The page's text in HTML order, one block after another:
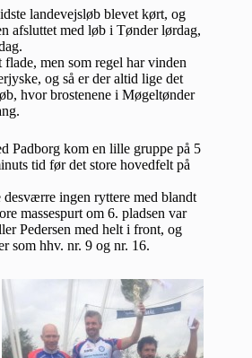
landevejsløb blevet kørt, og
afsluttet med løb i Tønder lørdag,
flade, men som regel har vinden
og så er der altid lige det
hvor brostenene i Møgeltønder
Padborg kom en lille gruppe på 5
tid før det store hovedfelt på
ingen ryttere med blandt
massespurt om 6. pladsen var
Pedersen med helt i front, og
som hhv. nr. 9 og nr. 16.